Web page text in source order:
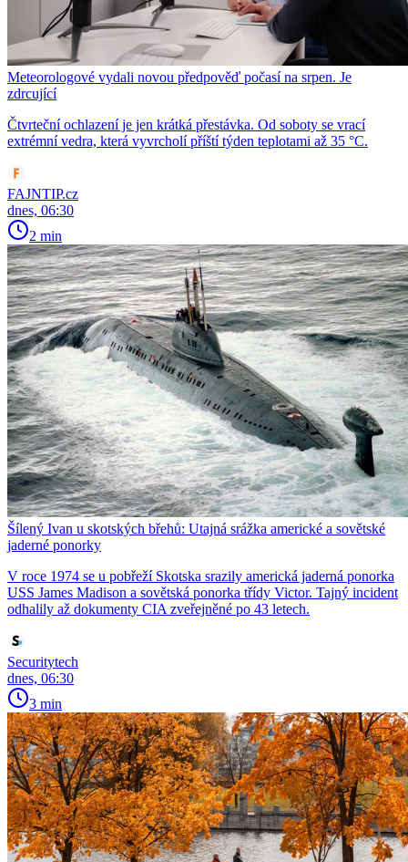
Meteorologové vydali novou předpověď počasí na srpen. Je
zdrcující
Čtvrteční ochlazení je jen krátká přestávka. Od soboty se vrací
extrémní vedra, která vyvrcholí příští týden teplotami až 35 °C.
FAJNTIP.cz
dnes, 06:30
2 min
Šílený Ivan u skotských břehů: Utajná srážka americké a sovětské
jaderné ponorky
V roce 1974 se u pobřeží Skotska srazily americká jaderná ponorka
USS James Madison a sovětská ponorka třídy Victor. Tajný incident
odhalily až dokumenty CIA zveřejněné po 43 letech.
Securitytech
dnes, 06:30
3 min